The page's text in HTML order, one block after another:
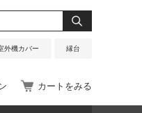
外機カバー 縁台
カートをみる